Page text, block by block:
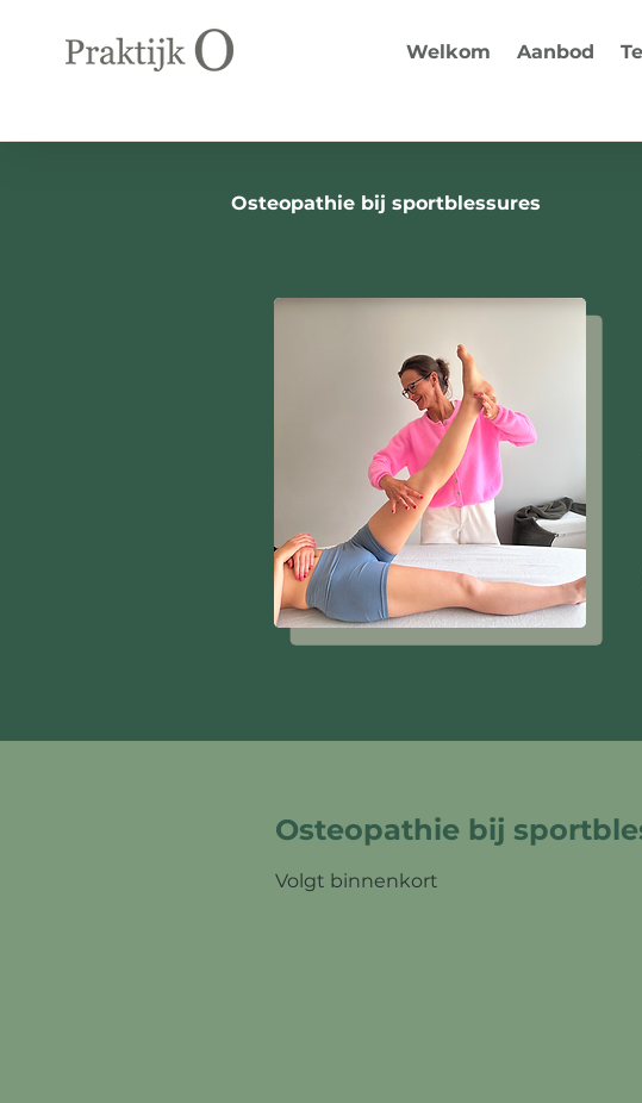
Welkom Aanbod
Osteopathie bij sportblessures
Osteopathie bij
Volgt binnenkort